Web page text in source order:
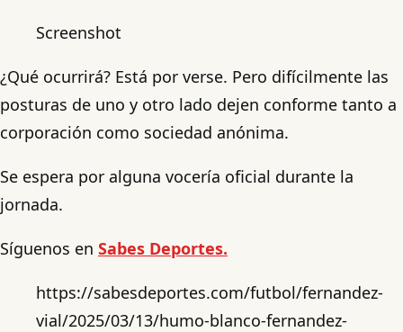
Screenshot
¿Qué ocurrirá? Está por verse. Pero difícilmente las
posturas de uno y otro lado dejen conforme tanto a
corporación como sociedad anónima.
Se espera por alguna vocería oficial durante la
jornada.
Síguenos en Sabes Deportes.
https://sabesdeportes.com/futbol/fernandez-
vial/2025/03/13/humo-blanco-fernandez-